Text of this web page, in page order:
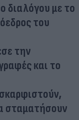
διαλόγου με το
του
την
και το
σταματήσουν